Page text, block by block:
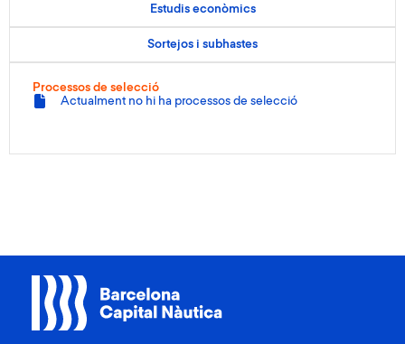
Estudis econòmics
Sortejos i subhastes
Processos de selecció
Actualment no hi ha processos de selecció